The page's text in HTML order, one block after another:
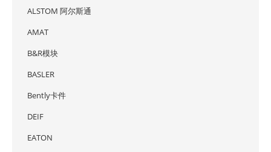
ALSTOM 阿尔斯通
AMAT
B&R模块
BASLER
Bently卡件
DEIF
EATON